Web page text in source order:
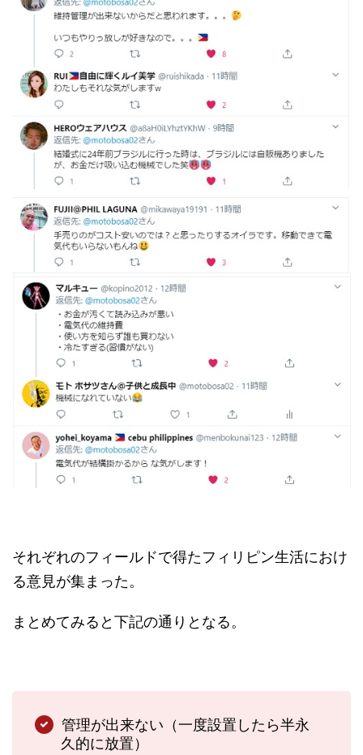
それぞれのフィールドで得たフィリピン生活におけ
る意見が集まった。
まとめてみると下記の通りとなる。
管理が出来ない（一度設置したら半永
久的に放置）